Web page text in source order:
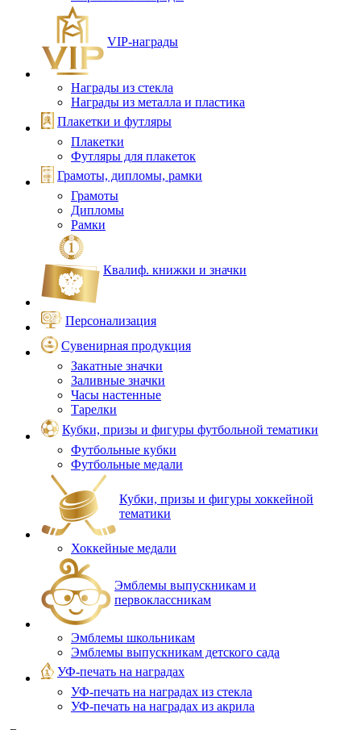
VIP‑награды
Награды из стекла
Награды из металла и пластика
Плакетки и футляры
Плакетки
Футляры для плакеток
Грамоты, дипломы, рамки
Грамоты
Дипломы
Рамки
Квалиф. книжки и значки
Персонализация
Сувенирная продукция
Закатные значки
Заливные значки
Часы настенные
Тарелки
Кубки, призы и фигуры футбольной тематики
Футбольные кубки
Футбольные медали
Кубки, призы и фигуры хоккейной
тематики
Хоккейные медали
Эмблемы выпускникам и
первоклассникам
Эмблемы школьникам
Эмблемы выпускникам детского сада
УФ-печать на наградах
УФ‑печать на наградах из стекла
УФ-печать на наградах из акрила